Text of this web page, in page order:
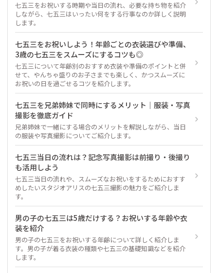
七五三をお祝いする時期や当日の流れ、必要な持ち物を紹介
しながら、七五三はいったい何をする行事なのか詳しく説明
します。
七五三をお祝いしよう！年齢ごとの衣装選びや準備、
3歳の七五三をスムーズにするコツも◎
七五三について年齢別のおすすめ衣装や準備のポイントと併
せて、やんちゃ盛りのお子さまでも楽しく、かつスムーズに
お祝いの日を過ごせるコツを紹介します。
七五三を兄弟姉妹で同時にするメリット｜服装・写真
撮影を徹底ガイド
兄弟姉妹で一緒にする場合のメリットを解説しながら、当日
の服装や写真撮影についてご紹介します。
七五三当日の流れは？記念写真撮影は前撮り・後撮り
も活用しよう
七五三当日の流れや、スムーズなお祝いをするためにおすす
めしたいスタジオアリスの七五三撮影の魅力をご紹介しま
す。
男の子の七五三は5歳だけする？お祝いする年齢や衣
装を紹介
男の子の七五三をお祝いする年齢について詳しく紹介しま
す。男の子が着る衣装の種類や七五三の基礎知識などを紹介
します。